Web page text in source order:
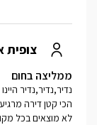
צופית
ממליצה בחום
נדיר,נדיר,נדיר
הכי קטן דירה
לא מוצאים בכל